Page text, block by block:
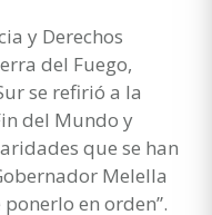
y Derechos
del Fuego,
se refirió a la
del Mundo y
que se han
Melella
en orden”.